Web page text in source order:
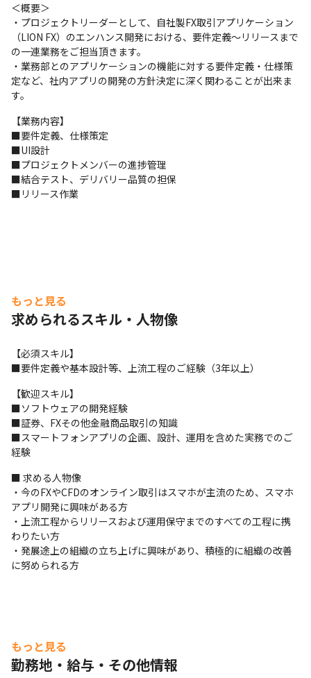
＜概要＞
・プロジェクトリーダーとして、自社製FX取引アプリケーション
（LION FX）のエンハンス開発における、要件定義～リリースまで
の一連業務をご担当頂きます。
・業務部とのアプリケーションの機能に対する要件定義・仕様策
定など、社内アプリの開発の方針決定に深く関わることが出来ま
す。
【業務内容】
■要件定義、仕様策定
■UI設計
■プロジェクトメンバーの進捗管理
■結合テスト、デリバリー品質の担保
■リリース作業
もっと見る
求められるスキル・人物像
【必須スキル】
■要件定義や基本設計等、上流工程のご経験（3年以上）
【歓迎スキル】
■ソフトウェアの開発経験
■証券、FXその他金融商品取引の知識
■スマートフォンアプリの企画、設計、運用を含めた実務でのご
経験
■ 求める人物像
・今のFXやCFDのオンライン取引はスマホが主流のため、スマホ
アプリ開発に興味がある方
・上流工程からリリースおよび運用保守までのすべての工程に携
わりたい方
・発展途上の組織の立ち上げに興味があり、積極的に組織の改善
に努められる方
もっと見る
勤務地・給与・その他情報